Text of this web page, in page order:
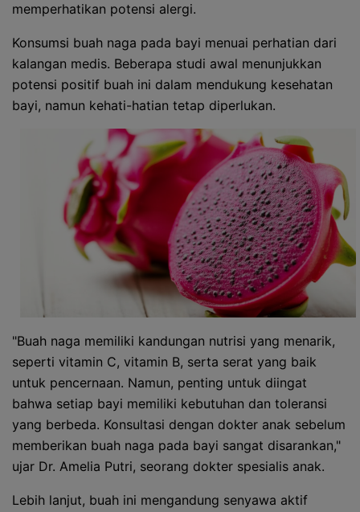
memperhatikan potensi alergi.
Konsumsi buah naga pada bayi menuai perhatian dari
kalangan medis. Beberapa studi awal menunjukkan
potensi positif buah ini dalam mendukung kesehatan
bayi, namun kehati-hatian tetap diperlukan.
"Buah naga memiliki kandungan nutrisi yang menarik,
seperti vitamin C, vitamin B, serta serat yang baik
untuk pencernaan. Namun, penting untuk diingat
bahwa setiap bayi memiliki kebutuhan dan toleransi
yang berbeda. Konsultasi dengan dokter anak sebelum
memberikan buah naga pada bayi sangat disarankan,"
ujar Dr. Amelia Putri, seorang dokter spesialis anak.
Lebih lanjut, buah ini mengandung senyawa aktif